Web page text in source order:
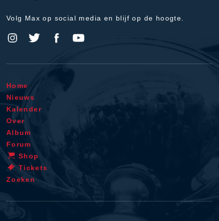
Volg Max op social media en blijf op de hoogte.
Home
Nieuws
Kalender
Over
Album
Forum
Shop
Tickets
Zoeken